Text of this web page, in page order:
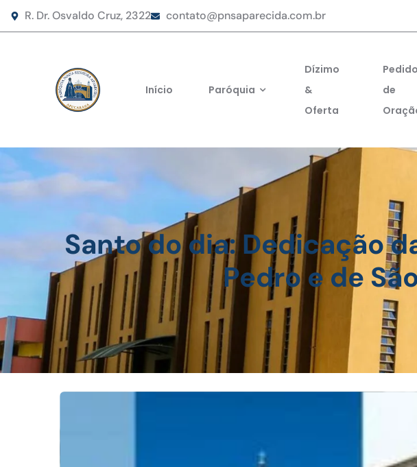
R. Dr. Osvaldo Cruz, 2322 contato@pnsaparecida.com.br
Início Paróquia
Dízimo
&
Oferta
Pedido
de
Santo do dia: Dedicação
Pedro e de